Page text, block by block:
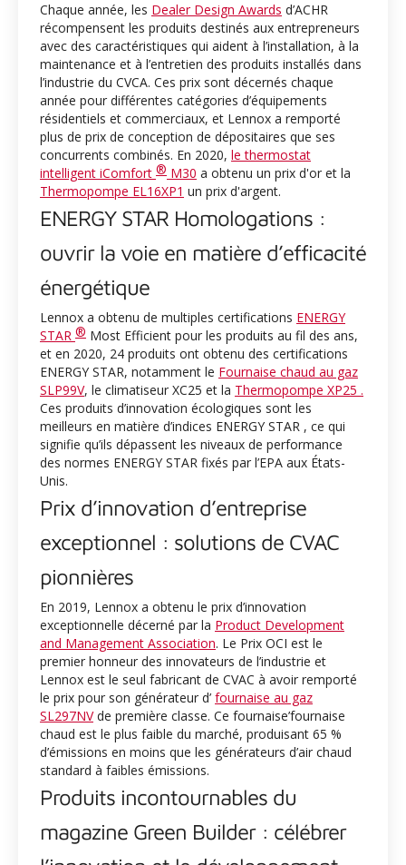
Chaque année, les Dealer Design Awards d’ACHR
récompensent les produits destinés aux entrepreneurs
avec des caractéristiques qui aident à l’installation, à la
maintenance et à l’entretien des produits installés dans
l’industrie du CVCA. Ces prix sont décernés chaque
année pour différentes catégories d’équipements
résidentiels et commerciaux, et Lennox a remporté
plus de prix de conception de dépositaires que ses
concurrents combinés. En 2020, le thermostat
intelligent iComfort ® M30 a obtenu un prix d'or et la
Thermopompe EL16XP1 un prix d'argent.
ENERGY STAR Homologations :
ouvrir la voie en matière d’efficacité
énergétique
Lennox a obtenu de multiples certifications ENERGY
STAR ® Most Efficient pour les produits au fil des ans,
et en 2020, 24 produits ont obtenu des certifications
ENERGY STAR, notamment le Fournaise chaud au gaz
SLP99V, le climatiseur XC25 et la Thermopompe XP25 .
Ces produits d’innovation écologiques sont les
meilleurs en matière d’indices ENERGY STAR , ce qui
signifie qu’ils dépassent les niveaux de performance
des normes ENERGY STAR fixés par l’EPA aux États-
Unis.
Prix d’innovation d’entreprise
exceptionnel : solutions de CVAC
pionnières
En 2019, Lennox a obtenu le prix d’innovation
exceptionnelle décerné par la Product Development
and Management Association. Le Prix OCI est le
premier honneur des innovateurs de l’industrie et
Lennox est le seul fabricant de CVAC à avoir remporté
le prix pour son générateur d’ fournaise au gaz
SL297NVde première classe. Ce fournaise’fournaise
chaud est le plus faible du marché, produisant 65 %
d’émissions en moins que les générateurs d’air chaud
standard à faibles émissions.
Produits incontournables du
magazine Green Builder : célébrer